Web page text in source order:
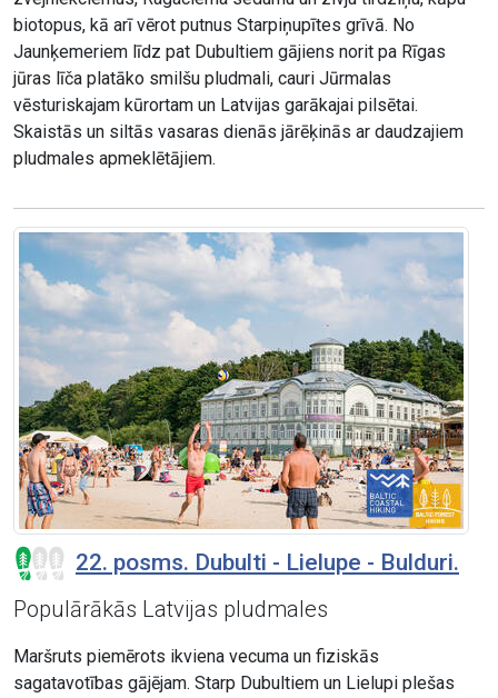
biotopus, kā arī vērot putnus Starpiņupītes grīvā. No
Jaunķemeriem līdz pat Dubultiem gājiens norit pa Rīgas
jūras līča platāko smilšu pludmali, cauri Jūrmalas
vēsturiskajam kūrortam un Latvijas garākajai pilsētai.
Skaistās un siltās vasaras dienās jārēķinās ar daudzajiem
pludmales apmeklētājiem.
22. posms. Dubulti - Lielupe - Bulduri.
Populārākās Latvijas pludmales
Maršruts piemērots ikviena vecuma un fiziskās
sagatavotības gājējam. Starp Dubultiem un Lielupi plešas